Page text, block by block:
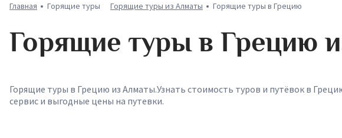
Главная Горящие туры Горящие туры из Алматы Горящие туры в Грецию
Горящие туры в Грецию
Горящие туры в Грецию из Алматы.Узнать стоимость туров и путёвок в
сервис и выгодные цены на путевки.